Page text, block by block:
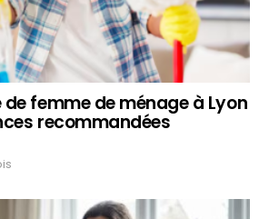
femme de ménage à Lyon
recommandées